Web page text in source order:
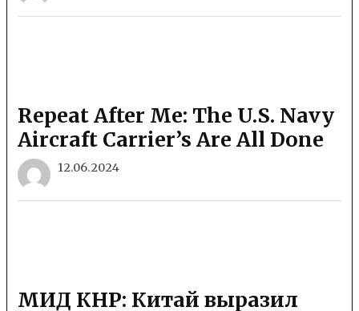
Repeat After Me: The U.S. Navy
Aircraft Carrier’s Are All Done
12.06.2024
МИД КНР: Китай выразил